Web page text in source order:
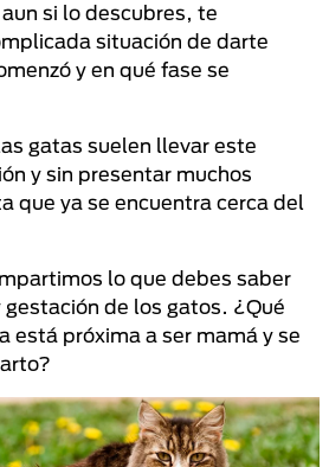
si lo descubres, te
situación de darte
y en qué fase se
gatas suelen llevar este
y sin presentar muchos
que ya se encuentra cerca del
lo que debes saber
de los gatos. ¿Qué
está próxima a ser mamá y se